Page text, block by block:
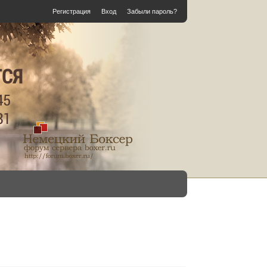
Регистрация Вход Забыли пароль?